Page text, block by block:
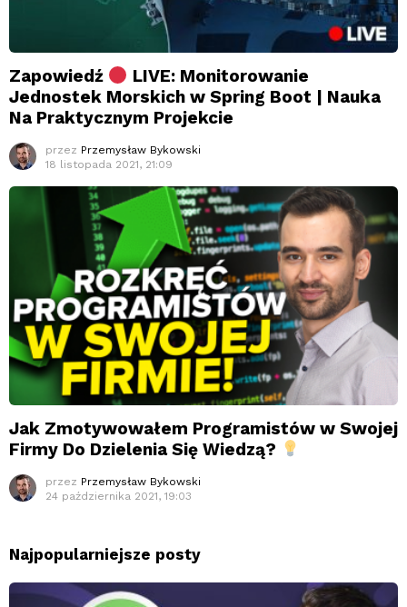
Zapowiedź
LIVE: Monitorowanie
Jednostek Morskich w Spring Boot | Nauka
Na Praktycznym Projekcie
przez Przemysław Bykowski
18 listopada 2021, 21:09
Jak Zmotywowałem Programistów w Swojej
Firmy Do Dzielenia Się Wiedzą?
przez Przemysław Bykowski
24 października 2021, 19:03
Najpopularniejsze posty